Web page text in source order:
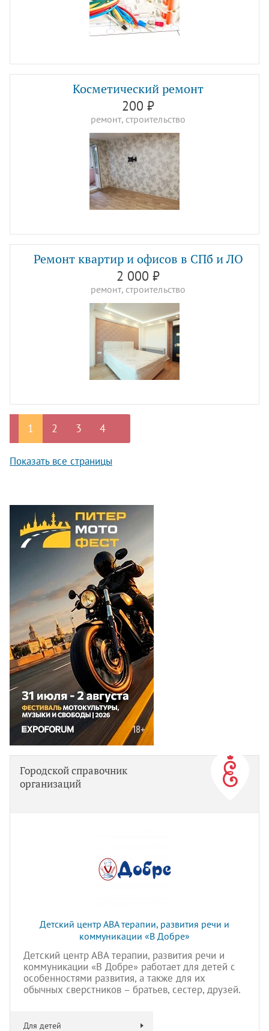
Косметический ремонт
200 ₽
ремонт, строительство
Ремонт квартир и офисов в СПб и ЛО
2 000 ₽
ремонт, строительство
1 2 3 4
Показать все страницы
Городской справочник
организаций
Детский центр АВА терапии, развития речи и
коммуникации «В Добре»
Детский центр АВА терапии, развития речи и
коммуникации «В Добре» работает для детей с
особенностями развития, а также для их
обычных сверстников – братьев, сестер, друзей.
Для детей